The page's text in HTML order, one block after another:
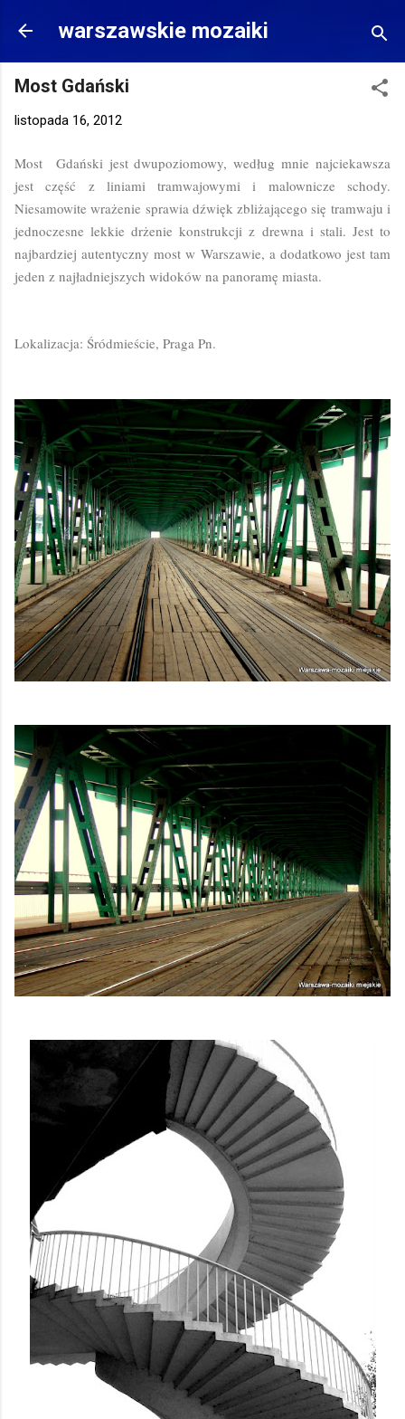
Przejdź do głównej zawartości
warszawskie mozaiki
Most Gdański
listopada 16, 2012
Most Gdański jest dwupoziomowy, według mnie najciekawsza
jest część z liniami tramwajowymi i malownicze schody.
Niesamowite wrażenie sprawia dźwięk zbliżającego się tramwaju i
jednoczesne lekkie drżenie konstrukcji z drewna i stali. Jest to
najbardziej autentyczny most w Warszawie, a dodatkowo jest tam
jeden z najładniejszych widoków na panoramę miasta.
Lokalizacja: Śródmieście, Praga Pn.